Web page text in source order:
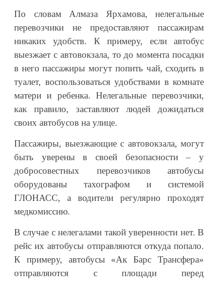
По словам Алмаза Ярхамова, нелегальные
перевозчики не предоставляют пассажирам
никаких удобств. К примеру, если автобус
выезжает с автовокзала, то до момента посадки
в него пассажиры могут попить чай, сходить в
туалет, воспользоваться удобствами в комнате
матери и ребенка. Нелегальные перевозчики,
как правило, заставляют людей дожидаться
своих автобусов на улице.
Пассажиры, выезжающие с автовокзала, могут
быть уверены в своей безопасности – у
добросовестных перевозчиков автобусы
оборудованы тахографом и системой
ГЛОНАСС, а водители регулярно проходят
медкомиссию.
В случае с нелегалами такой уверенности нет. В
рейс их автобусы отправляются откуда попало.
К примеру, автобусы «Ак Барс Трансфера»
отправляются с площади перед